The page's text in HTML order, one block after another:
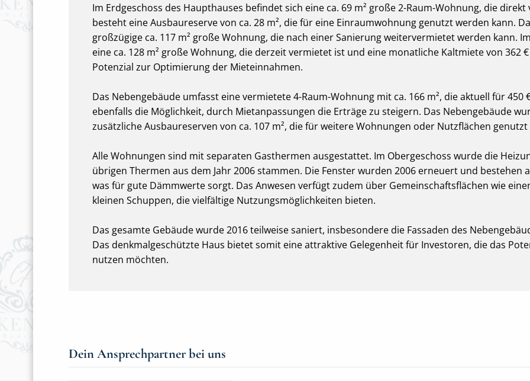
Im Erdgeschoss des Haupthauses befindet sich eine ca. 69 m² große 2-Raum-Wohnung, die
besteht eine Ausbaureserve von ca. 28 m², die für eine Einraumwohnung genutzt werden kann.
großzügige ca. 117 m² große Wohnung, die nach einer Sanierung weitervermietet werden kann.
eine ca. 128 m² große Wohnung, die derzeit vermietet ist und eine monatliche Kaltmiete von 362
Potenzial zur Optimierung der Mieteinnahmen.
Das Nebengebäude umfasst eine vermietete 4-Raum-Wohnung mit ca. 166 m², die aktuell für
ebenfalls die Möglichkeit, durch Mietanpassungen die Erträge zu steigern. Das Nebengebäude
zusätzliche Ausbaureserven von ca. 107 m², die für weitere Wohnungen oder Nutzflächen
Alle Wohnungen sind mit separaten Gasthermen ausgestattet. Im Obergeschoss wurde die
übrigen Thermen aus dem Jahr 2006 stammen. Die Fenster wurden 2006 erneuert und bestehen
was für gute Dämmwerte sorgt. Das Anwesen verfügt zudem über Gemeinschaftsflächen wie
kleinen Schuppen, die vielfältige Nutzungsmöglichkeiten bieten.
Das gesamte Gebäude wurde 2016 teilweise saniert, insbesondere die Fassaden des
Das denkmalgeschützte Haus bietet somit eine attraktive Gelegenheit für Investoren, die das
nutzen möchten.
Dein Ansprechpartner bei uns